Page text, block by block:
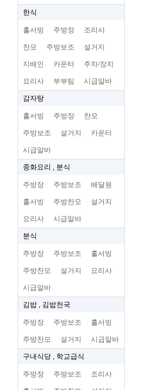
한식
홀서빙 주방장 조리사
찬모 주방보조 설거지
지배인 카운터 주차/장치
요리사 부부팀 시급알바
감자탕
홀서빙 주방장 찬모
주방보조 설거지 카운터
시급알바
중화요리 , 분식
주방장 주방보조 배달원
홀서빙 주방찬모 설거지
요리사 시급알바
분식
주방장 주방보조 홀서빙
주방찬모 설거지 요리사
시급알바
김밥 , 김밥천국
주방장 주방보조 홀서빙
주방찬모 설거지 시급알바
구내식당 , 학교급식
주방장 주방보조 조리사